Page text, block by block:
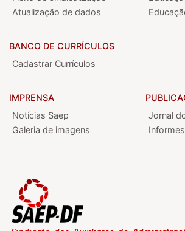
Atualização de dados
BANCO DE CURRÍCULOS
Cadastrar Currículos
IMPRENSA
Notícias Saep
Galeria de imagens
Jornal